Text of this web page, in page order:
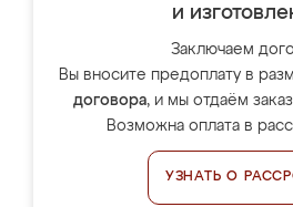
и
Заключаем
Вы вносите предоплату в
договора, и мы отдаём
Возможна оплата в
УЗНАТЬ О